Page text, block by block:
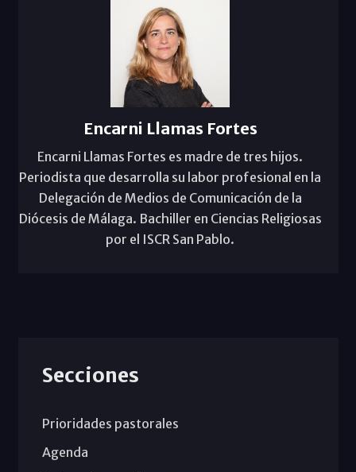
Encarni Llamas Fortes
Encarni Llamas Fortes es madre de tres hijos.
Periodista que desarrolla su labor profesional en la
Delegación de Medios de Comunicación de la
Diócesis de Málaga. Bachiller en Ciencias Religiosas
por el ISCR San Pablo.
Secciones
Prioridades pastorales
Agenda